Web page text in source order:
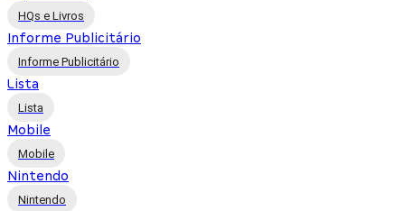
HQs e Livros
Informe Publicitário
Informe Publicitário
Lista
Lista
Mobile
Mobile
Nintendo
Nintendo